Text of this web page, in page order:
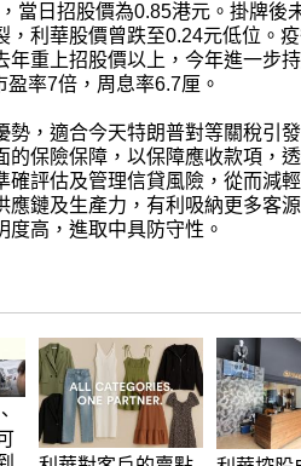
當日招股價為0.85港元。掛牌後
利華股價曾跌至0.24元低位。
重上招股價以上，今年進一步
率7倍，周息率6.7厘。
，適合今天特朗普對等關稅引
的保險保障，以保障應收款項，
評估及管理信貸風險，從而減
鏈及生產力，有利吸納更多客
高，進取中具防守性。